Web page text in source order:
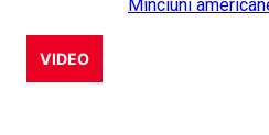
Minciuni
VIDEO